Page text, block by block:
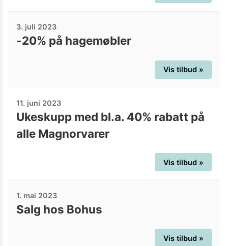
3. juli 2023
-20% på hagemøbler
Vis tilbud »
11. juni 2023
Ukeskupp med bl.a. 40% rabatt på
alle Magnorvarer
Vis tilbud »
1. mai 2023
Salg hos Bohus
Vis tilbud »